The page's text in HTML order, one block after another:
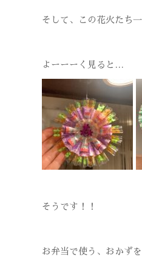
そして、この花火たち
よーーーく見ると…
そうです！！
お弁当で使う、おかず